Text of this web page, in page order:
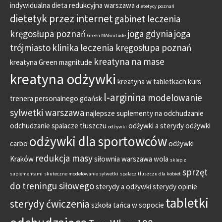
indywidualna dieta redukcyjna warszawa dietetycy poznań
dietetyk przez internetgabinet leczenia
kręgosłupa poznań Green MAGnitude joga gdynia joga
trójmiasto klinika leczenia kręgosłupa poznań
kreatyna Green magnitude kreatyna na mase
kreatyna odżywki kreatyna w tabletkach kurs
trenera personalnego gdańsk l-arginina modelowanie
sylwetki warszawa najlepsze suplementy na odchudzanie
odchudzanie spalacze tłuszczu odżywki odżywki a sterydyodżywki
carbo odżywki dla sportowcówodżywki
Kraków redukcja masysiłownia warszawa wola sklep z
suplementami skuteczne modelowanie sylwetki spalacz tłuszczu dla kobiet sprzęt
do treningu siłowegosterydy a odżywki sterydy opinie
sterydy ćwiczenia szkoła tańca w sopocie tabletki